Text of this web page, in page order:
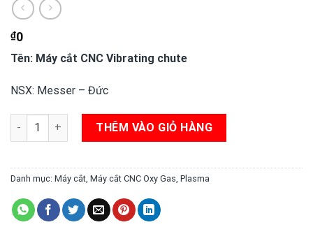
₫0
Tên: Máy cắt CNC Vibrating chute
NSX: Messer – Đức
Máy cắt CNC Vibrating Chute số lượng
THÊM VÀO GIỎ HÀNG
Danh mục: Máy cắt Máy cắt CNC Oxy Gas, Plasma